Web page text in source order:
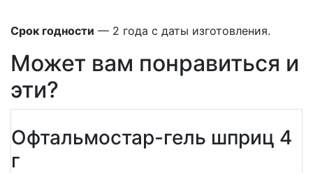
Срок годности — 2 года с даты изготовления.
Может вам понравиться и
эти?
Офтальмостар-гель шприц 4
г